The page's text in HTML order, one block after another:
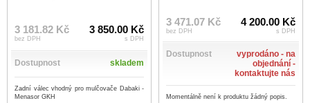
3 181.82 Kč
bez DPH
3 850.00 Kč
s DPH
Dostupnost skladem
Zadní válec vhodný pro mulčovače Dabaki -
Menasor GKH
3 471.07 Kč
bez DPH
4 200.00 Kč
s DPH
Dostupnost
vyprodáno - na
objednání -
kontaktujte nás
Momentálně není k produktu žádný popis.